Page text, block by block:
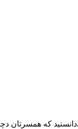
که همسرتان